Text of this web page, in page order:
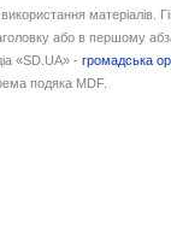
матеріалів.
або в першому
«SD.UA» -громадська
подяка MDF.